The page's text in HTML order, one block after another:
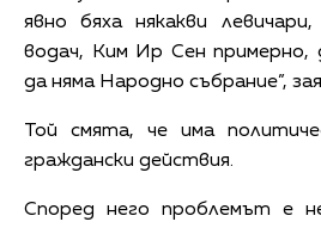
явно бяха някакви
водач, Ким Ир Сен примерно,
да няма Народно събрание”,
Той смята, че има
граждански действия.
Според него проблемът е